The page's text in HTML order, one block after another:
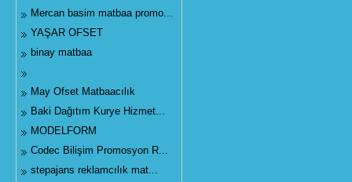
Mercan basim matbaa promo...
YAŞAR OFSET
binay matbaa
May Ofset Matbaacılık
Baki Dağıtım Kurye Hizmet...
MODELFORM
Codec Bilişim Promosyon R...
stepajans reklamcılık mat...